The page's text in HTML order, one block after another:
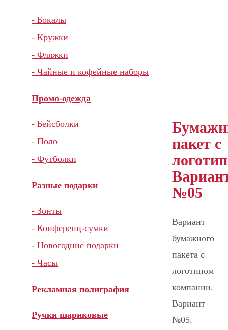
пакет с
№05
Вариант
бумажного
пакета с
логотипом
компании.
Вариант
№05.
- Бокалы
- Кружки
- Фляжки
- Чайные и кофейные наборы
Промо-одежда
- Бейсболки
- Поло
- Футболки
Разные подарки
- Зонты
- Конференц-сумки
- Новогодние подарки
- Часы
Рекламная полиграфия
Ручки шариковые